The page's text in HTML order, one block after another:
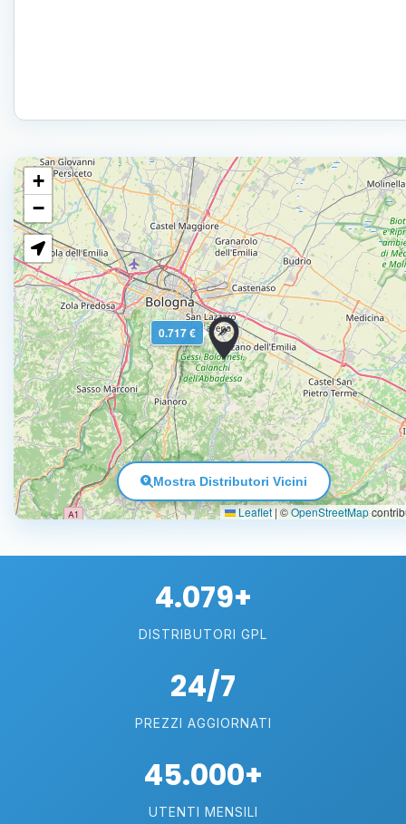
0.717 €
+
−
Leaflet | ©OpenStreetMap
Mostra Distributori Vicini
4.079+
DISTRIBUTORI GPL
24/7
PREZZI AGGIORNATI
45.000+
UTENTI MENSILI